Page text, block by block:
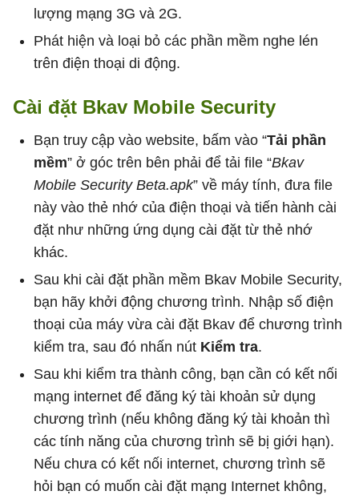
lượng mạng 3G và 2G.
Phát hiện và loại bỏ các phần mềm nghe lén
trên điện thoại di động.
Cài đặt Bkav Mobile Security
Bạn truy cập vào website, bấm vào “Tải phần
mềm” ở góc trên bên phải để tải file “Bkav
Mobile Security Beta.apk” về máy tính, đưa file
này vào thẻ nhớ của điện thoại và tiến hành cài
đặt như những ứng dụng cài đặt từ thẻ nhớ
khác.
Sau khi cài đặt phần mềm Bkav Mobile Security,
bạn hãy khởi động chương trình. Nhập số điện
thoại của máy vừa cài đặt Bkav để chương trình
kiểm tra, sau đó nhấn nút Kiểm tra.
Sau khi kiểm tra thành công, bạn cần có kết nối
mạng internet để đăng ký tài khoản sử dụng
chương trình (nếu không đăng ký tài khoản thì
các tính năng của chương trình sẽ bị giới hạn).
Nếu chưa có kết nối internet, chương trình sẽ
hỏi bạn có muốn cài đặt mạng Internet không,